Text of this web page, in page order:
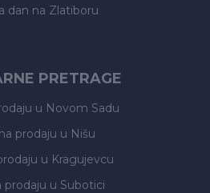
dan na Zlatiboru
PRETRAGE
u Novom Sadu
prodaju u Nišu
u Kragujevcu
prodaju u Subotici